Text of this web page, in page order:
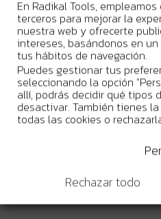
Tamaño de lija:
Compatibilidad:
Accesorios incluidos
10 lijas de gramaje 240
5 lijas en forma de dedo de
Sistema de ajuste por velcro
Información de
Este producto incluye una garantía
fabricación. Consulte el manual
En Radikal Tools,
terceros para mejorar la
nuestra web y ofrecerte
intereses, basándonos en
tus hábitos de navegación.
Puedes gestionar tus
seleccionando la opción
allí, podrás decidir qué tipos
desactivar. También tienes
todas las cookies o
Rechazar todo